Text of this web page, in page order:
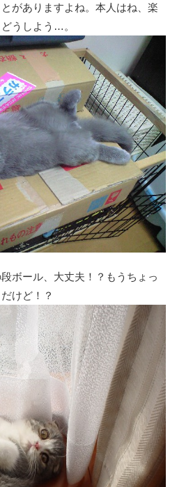
がありますよね。本人はね、楽
うしよう…。
ボール、大丈夫！？もうちょっ
けど！？